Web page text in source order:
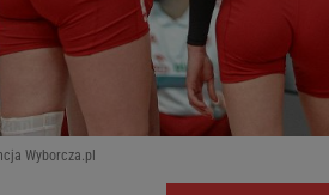
Wyborcza.pl